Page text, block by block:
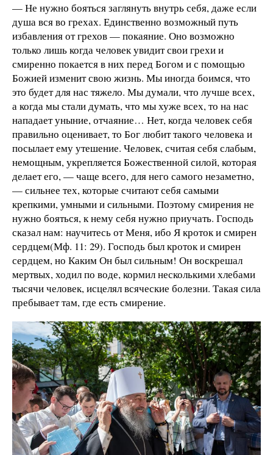
— Не нужно бояться заглянуть внутрь себя, даже если
душа вся во грехах. Единственно возможный путь
избавления от грехов — покаяние. Оно возможно
только лишь когда человек увидит свои грехи и
смиренно покается в них перед Богом и с помощью
Божией изменит свою жизнь. Мы иногда боимся, что
это будет для нас тяжело. Мы думали, что лучше всех,
а когда мы стали думать, что мы хуже всех, то на нас
нападает уныние, отчаяние… Нет, когда человек себя
правильно оценивает, то Бог любит такого человека и
посылает ему утешение. Человек, считая себя слабым,
немощным, укрепляется Божественной силой, которая
делает его, — чаще всего, для него самого незаметно,
— сильнее тех, которые считают себя самыми
крепкими, умными и сильными. Поэтому смирения не
нужно бояться, к нему себя нужно приучать. Господь
сказал нам: научитесь от Меня, ибо Я кроток и смирен
сердцем(Мф. 11: 29). Господь был кроток и смирен
сердцем, но Каким Он был сильным! Он воскрешал
мертвых, ходил по воде, кормил несколькими хлебами
тысячи человек, исцелял всяческие болезни. Такая сила
пребывает там, где есть смирение.